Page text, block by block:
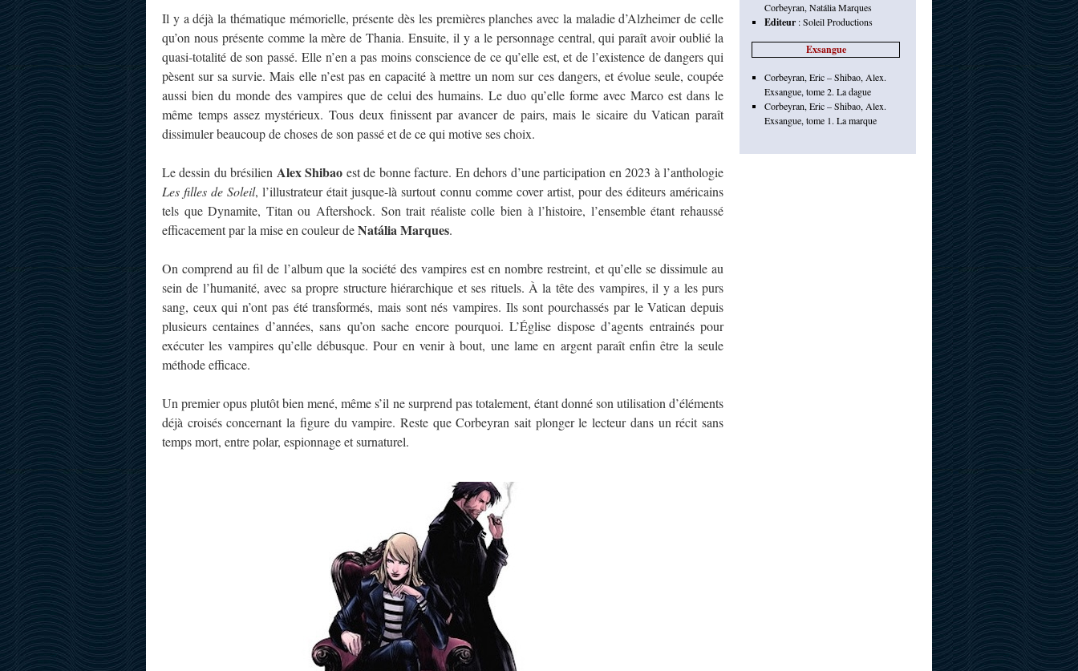
Il y a déjà la thématique mémorielle, présente dès les premières planches avec la maladie d’Alzheimer de celle
qu’on nous présente comme la mère de Thania. Ensuite, il y a le personnage central, qui paraît avoir oublié la
quasi-totalité de son passé. Elle n’en a pas moins conscience de ce qu’elle est, et de l’existence de dangers qui
pèsent sur sa survie. Mais elle n’est pas en capacité à mettre un nom sur ces dangers, et évolue seule, coupée
aussi bien du monde des vampires que de celui des humains. Le duo qu’elle forme avec Marco est dans le
même temps assez mystérieux. Tous deux finissent par avancer de pairs, mais le sicaire du Vatican paraît
dissimuler beaucoup de choses de son passé et de ce qui motive ses choix.
Le dessin du brésilien Alex Shibao est de bonne facture. En dehors d’une participation en 2023 à l’anthologie
Les filles de Soleil, l’illustrateur était jusque-là surtout connu comme cover artist, pour des éditeurs américains
tels que Dynamite, Titan ou Aftershock. Son trait réaliste colle bien à l’histoire, l’ensemble étant rehaussé
efficacement par la mise en couleur deNatália Marques.
On comprend au fil de l’album que la société des vampires est en nombre restreint, et qu’elle se dissimule au
sein de l’humanité, avec sa propre structure hiérarchique et ses rituels. À la tête des vampires, il y a les purs
sang, ceux qui n’ont pas été transformés, mais sont nés vampires. Ils sont pourchassés par le Vatican depuis
plusieurs centaines d’années, sans qu’on sache encore pourquoi. L’Église dispose d’agents entrainés pour
exécuter les vampires qu’elle débusque. Pour en venir à bout, une lame en argent paraît enfin être la seule
méthode efficace.
Un premier opus plutôt bien mené, même s’il ne surprend pas totalement, étant donné son utilisation d’éléments
déjà croisés concernant la figure du vampire. Reste que Corbeyran sait plonger le lecteur dans un récit sans
temps mort, entre polar, espionnage et surnaturel.
Corbeyran, Natália Marques
Editeur:Soleil Productions
Exsangue
Corbeyran, Eric – Shibao, Alex.
Exsangue, tome 2. La dague
Corbeyran, Eric – Shibao, Alex.
Exsangue, tome 1. La marque